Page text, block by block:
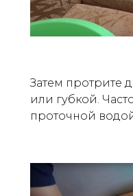
Затем протрите
или губкой.
проточной